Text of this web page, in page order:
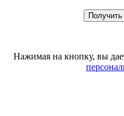
Нажимая на кнопку, вы